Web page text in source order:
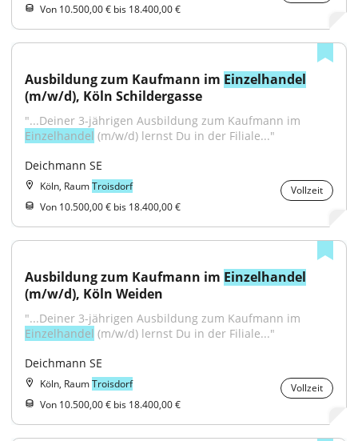
Von 10.500,00 € bis 18.400,00 €
Ausbildung zum Kaufmann im Einzelhandel
(m/w/d), Köln Schildergasse
Einzelhandel (m/w/d) lernst Du in der Filiale..."
Deichmann SE
Köln, RaumTroisdorf
Vollzeit
Von 10.500,00 € bis 18.400,00 €
Ausbildung zum Kaufmann im Einzelhandel
(m/w/d), Köln Weiden
Einzelhandel (m/w/d) lernst Du in der Filiale..."
Deichmann SE
Köln, RaumTroisdorf
Vollzeit
Von 10.500,00 € bis 18.400,00 €